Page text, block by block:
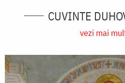
CUVINTE
vezi mai